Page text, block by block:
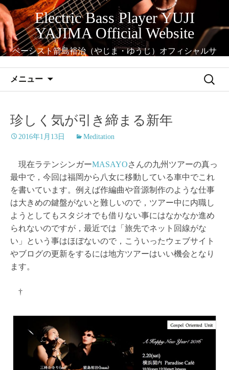
コ
ン
テ
ン
ツ
へ
Electric Bass Player YUJI
YAJIMA Official Website
ベーシスト箭島裕治（やじま・ゆうじ）オフィシャルサ
メニュー
検
珍しく気が引き締まる新年
2016年1月13日 Meditation
現在ラテンシンガーMASAYOさんの九州ツアーの真っ
最中で，今回は福岡から八女に移動している車中でこれ
を書いています。例えば作編曲や音源制作のような仕事
は大きめの鍵盤がないと難しいので，ツアー中に内職し
ようとしてもスタジオでも借りない事にはなかなか進め
られないのですが，最近では「旅先でネット回線がな
い」という事はほぼないので，こういったウェブサイト
やブログの更新をするには地方ツアーはいい機会となり
ます。
†